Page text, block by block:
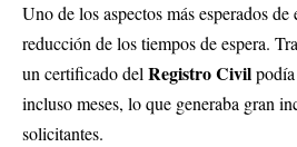
Uno de los aspectos más esperados
reducción de los tiempos de espera.
un certificado del Registro Civil
incluso meses, lo que generaba gran
solicitantes.